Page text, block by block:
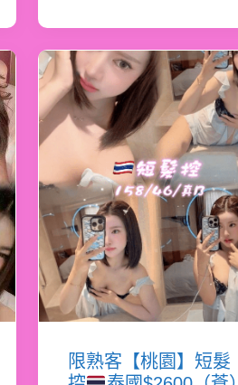
限熟客【桃園】短髮